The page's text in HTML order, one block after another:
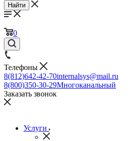
Найти
0
Телефоны
8(812)642-42-70internalsys@mail.ru
8(800)350-30-29Многоканальный
Заказать звонок
Услуги